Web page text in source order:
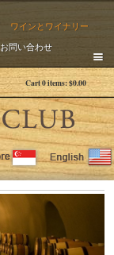
ワインとワイナリー
お問い合わせ
Cart0items:$0.00
The